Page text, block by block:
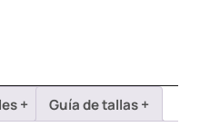
Guía de tallas